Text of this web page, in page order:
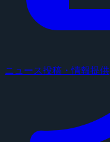
ニュース投稿・情報提供